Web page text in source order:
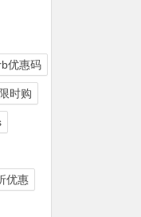
优惠码
时购
优惠